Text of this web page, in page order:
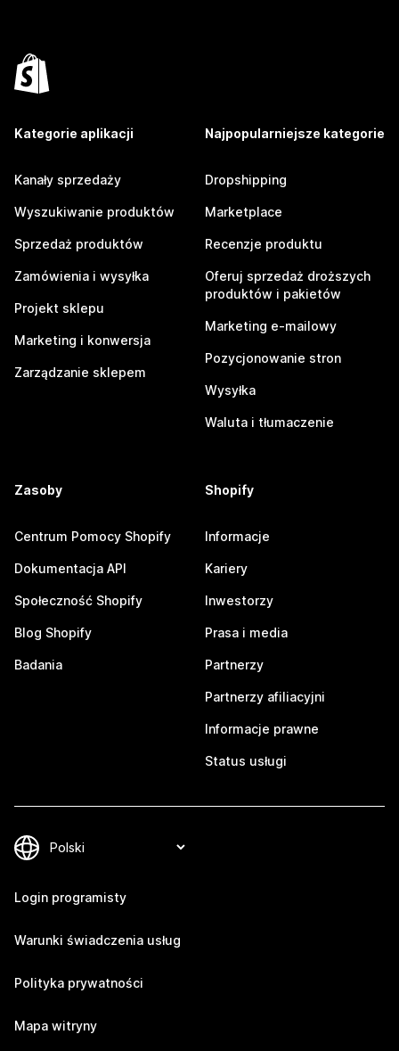
Kategorie aplikacji
Kanały sprzedaży
Wyszukiwanie produktów
Sprzedaż produktów
Zamówienia i wysyłka
Projekt sklepu
Marketing i konwersja
Zarządzanie sklepem
Najpopularniejsze kategorie
Dropshipping
Marketplace
Recenzje produktu
Oferuj sprzedaż droższych
produktów i pakietów
Marketing e-mailowy
Pozycjonowanie stron
Wysyłka
Waluta i tłumaczenie
Zasoby
Centrum Pomocy Shopify
Dokumentacja API
Społeczność Shopify
Blog Shopify
Badania
Shopify
Informacje
Kariery
Inwestorzy
Prasa i media
Partnerzy
Partnerzy afiliacyjni
Informacje prawne
Status usługi
Login programisty
Warunki świadczenia usług
Polityka prywatności
Mapa witryny